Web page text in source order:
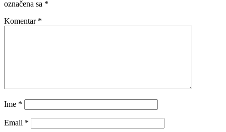
označena sa *
Komentar *
Ime *
Email *